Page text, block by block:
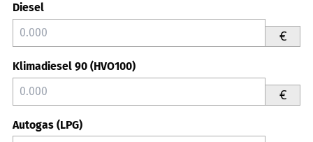
Diesel
€
Klimadiesel 90 (HVO100)
€
Autogas (LPG)